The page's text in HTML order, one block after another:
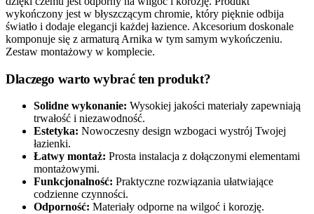
wykończony jest w błyszczącym chromie, który pięknie odbija
światło i dodaje elegancji każdej łazience. Akcesorium doskonale
komponuje się z armaturą Arnika w tym samym wykończeniu.
Zestaw montażowy w komplecie.
Dlaczego warto wybrać ten produkt?
Solidne wykonanie: Wysokiej jakości materiały zapewniają
trwałość i niezawodność.
Estetyka: Nowoczesny design wzbogaci wystrój Twojej
łazienki.
Łatwy montaż: Prosta instalacja z dołączonymi elementami
montażowymi.
Funkcjonalność: Praktyczne rozwiązania ułatwiające
codzienne czynności.
Odporność: Materiały odporne na wilgoć i korozję.